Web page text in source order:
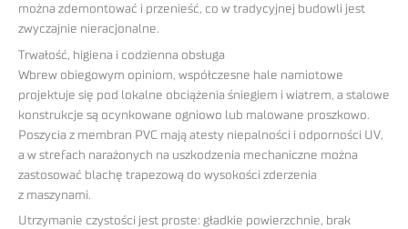
można zdemontować i przenieść, co w tradycyjnej budowli jest
zwyczajnie nieracjonalne.
Trwałość, higiena i codzienna obsługa
Wbrew obiegowym opiniom, współczesne hale namiotowe
projektuje się pod lokalne obciążenia śniegiem i wiatrem, a stalowe
konstrukcje są ocynkowane ogniowo lub malowane proszkowo.
Poszycia z membran PVC mają atesty niepalności i odporności UV,
a w strefach narażonych na uszkodzenia mechaniczne można
zastosować blachę trapezową do wysokości zderzenia
z maszynami.
Utrzymanie czystości jest proste: gładkie powierzchnie, brak